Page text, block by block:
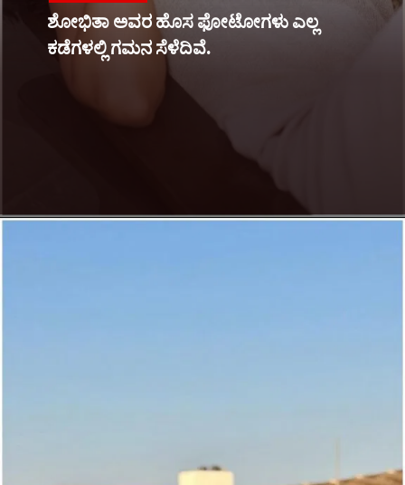
ಶೋಭಿತಾ ಅವರ ಹೊಸ ಫೋಟೋಗಳು ಎಲ್ಲ
ಕಡೆಗಳಲ್ಲಿ ಗಮನ ಸೆಳೆದಿವೆ.